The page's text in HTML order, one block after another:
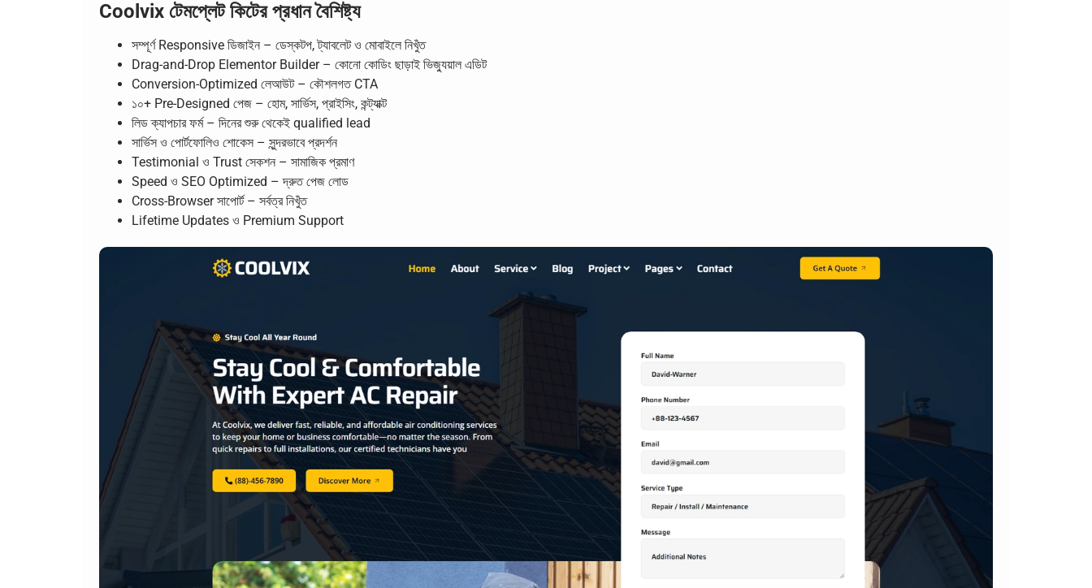
Coolvix টেমপ্লেট কিটের প্রধান বৈশিষ্ট্য
সম্পূর্ণ Responsive ডিজাইন – ডেস্কটপ, ট্যাবলেট ও মোবাইলে নিখুঁত
Drag-and-Drop Elementor Builder – কোনো কোডিং ছাড়াই ভিজ্যুয়াল এডিট
Conversion-Optimized লেআউট – কৌশলগত CTA
১০+ Pre-Designed পেজ – হোম, সার্ভিস, প্রাইসিং, কন্ট্যাক্ট
লিড ক্যাপচার ফর্ম – দিনের শুরু থেকেই qualified lead
সার্ভিস ও পোর্টফোলিও শোকেস – সুন্দরভাবে প্রদর্শন
Testimonial ও Trust সেকশন – সামাজিক প্রমাণ
Speed ও SEO Optimized – দ্রুত পেজ লোড
Cross-Browser সাপোর্ট – সর্বত্র নিখুঁত
Lifetime Updates ও Premium Support